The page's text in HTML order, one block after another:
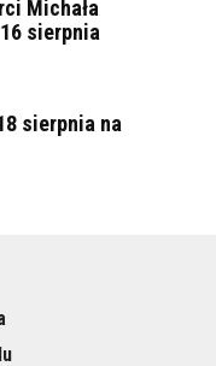
Michała
sierpnia
sierpnia na